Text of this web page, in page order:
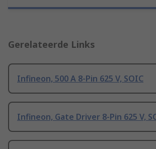
Gerelateerde Links
Infineon, 500 A 8-Pin 625 V, SOIC
Infineon, Gate Driver 8-Pin 625 V,